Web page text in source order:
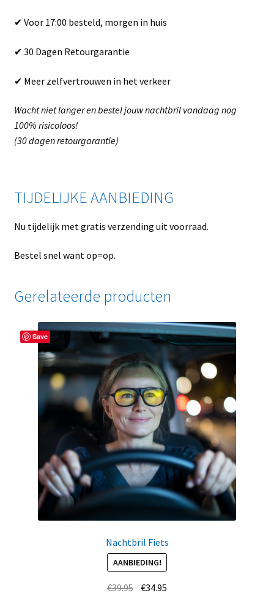
✔ Voor 17:00 besteld, morgen in huis
✔ 30 Dagen Retourgarantie
✔ Meer zelfvertrouwen in het verkeer
Wacht niet langer en bestel jouw nachtbril vandaag nog
100% risicoloos!
(30 dagen retourgarantie)
TIJDELIJKE AANBIEDING
Nu tijdelijk met gratis verzending uit voorraad.
Bestel snel want op=op.
Gerelateerde producten
Save
Nachtbril Fiets
AANBIEDING!
€39.95 Oorspronkelijke
€34.95